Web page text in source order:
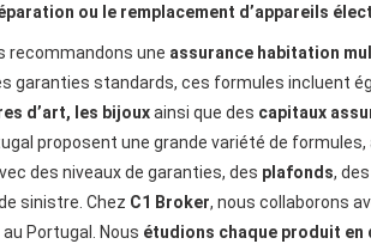
ou le remplacement d’appareils
recommandons une assurance habitation
garanties standards, ces formules incluent
d’art, les bijouxainsi que des capitaux
proposent une grande variété de
des niveaux de garanties, des plafonds, des
sinistre. Chez C1 Broker, nous collaborons
Portugal. Nous étudions chaque produit en